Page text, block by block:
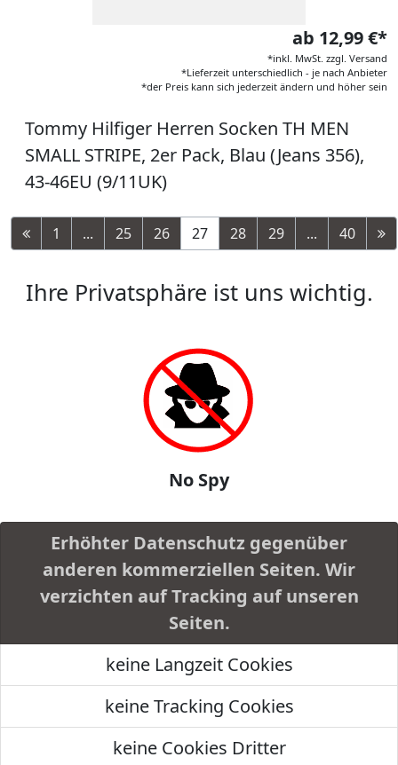
ab 12,99 €*
*inkl. MwSt. zzgl. Versand
*Lieferzeit unterschiedlich - je nach Anbieter
*der Preis kann sich jederzeit ändern und höher sein
Tommy Hilfiger Herren Socken TH MEN
SMALL STRIPE, 2er Pack, Blau (Jeans 356),
43-46EU (9/11UK)
1 ... 25 26 27 28 29 ... 40
Ihre Privatsphäre ist uns wichtig.
No Spy
Erhöhter Datenschutz gegenüber
anderen kommerziellen Seiten. Wir
verzichten auf Tracking auf unseren
Seiten.
keine Langzeit Cookies
keine Tracking Cookies
keine Cookies Dritter